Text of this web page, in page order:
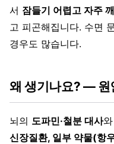
서 잠들기 어렵고 자주
고 피곤해집니다. 수면
경우도 많습니다.
왜 생기나요? — 원
뇌의 도파민·철분 대사
신장질환, 일부 약물(항